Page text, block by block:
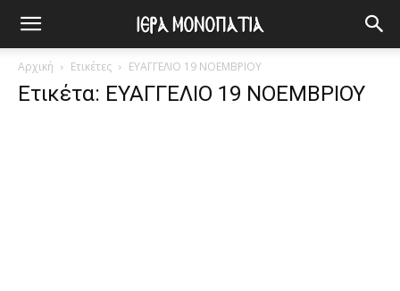
Αρχική Ετικέτες ΕΥΑΓΓΕΛΙΟ 19 ΝΟΕΜΒΡΙΟΥ
Ετικέτα: ΕΥΑΓΓΕΛΙΟ 19 ΝΟΕΜΒΡΙΟΥ